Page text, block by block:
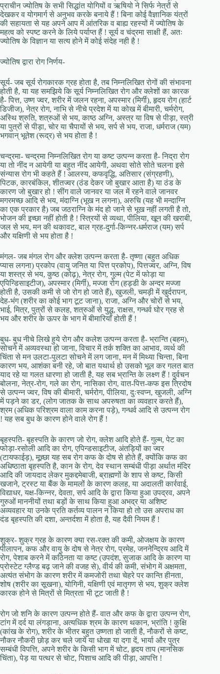
प्राचीन ज्योतिष के सभी सिद्धांत योगियों व ऋषियो ने सिर्फ नेत्रों से
देखकर व योगमार्ग से अनुभव करके बनाये हैं ! बिना कोई वैज्ञानिक यंत्रों
की सहायता से यह अपने आप में आंतरिक व बाह्य रहस्यों में ज्योतिष के
महत्व को स्पष्ट करने के लिये पर्याप्त हैं ! सूर्य व चंद्रमा साक्षी हैं, अतः
ज्योतिष के विज्ञान या सत्य होने में कोई संदेह नही है !
ज्योतिष द्वारा रोग निर्णय-
सूर्य- जब सूर्य रोगकारक ग्रह होता है, तब निम्नलिखित रोगों की संभावना
होती है, या यह समझिये कि सूर्य निम्नलिखित रोग और क्लेशों का कारक
है- पित्त, उष्ण ज्वर, शरीर में जलन रहना, अपस्मार (मिर्गी), हृदय रोग (हार्ट
डिजीज), नेत्र रोग, नाभि से नीचे प्रदेश में या कोख में बीमारी, चर्मरोग,
अस्थि श्रुति, शत्रुओं से भय, काष्ठ अग्नि, अस्त्र या विष से पीड़ा, स्त्री
या पुत्रों से पीड़ा, चोर या चैपायों से भय, सर्प से भय, राजा, धर्मराज (यम)
भगवान् भूतेश (रूद्र) से भय होता है !
चन्द्रमा- चन्द्रमा निम्नलिखित रोग या कष्ट उत्पन्न करता है- निद्रा रोग
या तो नींद न आयेगी या बहुत नींद आयेगी, अथवा सोते सोते चलना इसे
संन्यास रोग भी कहते हैं ! आलस्य, कफवृद्धि, अतिसार (संग्रहणी),
पिटक, कारबंकिल, शीतज्वर (ठंड देकर जो बुखार आता है) या ठंड के
कारण जो बुखार हो ! सींग वाले जानवर या जल में रहने वाले जानवर
मगरमच्छ आदि से भय, मंदाग्नि (भूख न लगना), अरुचि (यह भी मन्दाग्नि
का एक प्रकार है) जब जठराग्नि के मंद हो जाने से भूख नहीं लगती है तो,
भोजन की इच्छा नहीं होती है ! स्त्रियों से व्यथा, पीलिया, खून की खराबी,
जल से भय, मन की थकावट, बाल ग्रह-दुर्गा-किन्नर-धर्मराज (यम) सर्प
और यक्षिणी से भय होता है !
मंगल- जब मंगल रोग और क्लेश उत्पन्न करता है- तृष्णा (बहुत अधिक
प्यास लगना) प्रकोप (वायु जनित या पित्त प्रकोप), पित्तज्वर, अग्नि, विष
या शस्त्र से भय, कुष्ठ (कोढ़), नेत्र रोग, गुल्म (पेट में फोड़ा या
एपिन्डिसाइटीज), अपस्मार (मिर्गी), मज्जा रोग (हड्डी के अन्दर मज्जा
होती है, उसकी कमी से जो रोग हो जाते हैं), खुजली, चमड़ी में खुर्दरापन,
देह-भंग (शरीर का कोई भाग टूट जाना), राजा, अग्नि और चोरों से भय,
भाई, मित्र, पुत्रों से कलह, शत्रुओं से युद्ध, राक्षस, गन्धर्व घोर ग्रह से
भय और शरीर के ऊपर के भाग में बीमारियाँ होती हैं !
बुध- बुध नीचे लिखे हुये रोग और कलेश उत्पन्न करता है- भ्रान्ति (बहम),
सोचने में अव्यवस्था हो जाना, विचार में तर्क शक्ति का आभाव, व्यर्थ की
चिंता से मन उलटा-पुलटा सोचने में लग जाना, मन में मिथ्या चिन्ता, बिना
कारण भय, आशंका बनी रहे, जो बात यथार्थ हो उसको भूल कर गलत बात
याद रहे या गलत धारणा हो जाती है, यह सब भ्रान्ति के लक्ष्ण हैं ! दुर्वचन
बोलना, नेत्र-रोग, गले का रोग, नासिका रोग, वात-पित्त-कफ इस त्रिदोष
से उत्पन्न ज्वर, विष की बीमारी, चर्मरोग, पीलिया, दुःस्वप्न, खुजली, अग्नि
में पड़ने का डर, (लोग जातक के साथ अपरुषता का व्यवहार करते हैं),
श्रम (अधिक परिश्रम वाला काम करना पड़े), गन्धर्व आदि से उत्पन्न रोग
! यह सब बुध के कारण होने वाले रोग हैं !
बृहस्पति- बृहस्पति के कारण जो रोग, क्लेश आदि होते हैं- गुल्म, पेट का
फोड़ा-रसोली आदि का रोग, एपिन्डसाइटीज, अंतड़ियों का ज्वर
(टायफाईड़), मूच्र्छा यह सब रोग कफ के दोष से होते हैं, क्योंकि कफ का
अधिष्ठाता बृहस्पति है, कान के रोग, देव स्थान सम्बंधी पीड़ा अर्थात मंदिर
आदि की जायदाद लेकर मुकद्दमेबाजी, ब्राह्मणों के शाप से कष्ट, किसी
खजाने, ट्रस्ट या बैंक के मामलों के कारण कलह, या अदालती कार्रवाई,
विद्याधर, यक्ष-किन्नर, देवता, सर्प आदि के द्वारा किया हुआ उपद्रव, अपने
गुरुओं माननीयों तथा बड़ों के साथ किया हुआ अभद्र या अशिष्ट
अव्यवहार या उनके प्रति कर्तव्य पालन न किया हो तो उस अपराध का
दंड बृहस्पति की दशा, अन्तर्दशा में होता है, यह दैवी नियम हैं !
शुक्र- शुक्र ग्रह के कारण क्या रस-रक्त की कमी, ओजक्षय के कारण
पीलापन, कफ और वायु के दोष से नेत्र रोग, प्रमेह, जननेन्द्रिय आदि में
रोग, पेशाब करने में कठिनता या कष्ट (उपदंश, सुजाक आदि के कारण या
प्रोस्टेट ग्लैण्ड बढ़ जाने की वजह से), वीर्य की कमी, संभोग में अक्षमता,
अत्यंत संभोग के कारण शरीर में कमजोरी तथा चेहरे पर कान्ति हीनता,
शोष (शरीर का सूखना), योगिनी, यक्षिणी एवं मातृगण से भय, शुक्र क्लेश
कारक होने से मित्रों से मित्रता भी टूट जाती है !
रोग जो शनि के कारण उत्पन्न होते हैं- वात और कफ के द्वारा उत्पन्न रोग,
टांग में दर्द या लंगड़ाना, अत्यधिक श्रम के कारण थकान, भ्रांति ! कुक्षि
(कांख के रोग), शरीर के भीतर बहुत उष्णता हो जाती है, नौकरों से कष्ट,
नौकर नौकरी छोड़ कर चले जायें या धोखा या दगा दें, भार्या और पुत्र
सम्बंधी विपत्ति, अपने शरीर के किसी भाग में चोट, हृदय ताप (मानसिक
चिंता), पेड़ या पत्थर से चोट, पिशाच आदि की पीड़ा, आपत्ति !